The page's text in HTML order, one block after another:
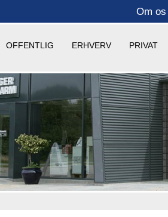
Om os
OFFENTLIG ERHVERV PRIVAT